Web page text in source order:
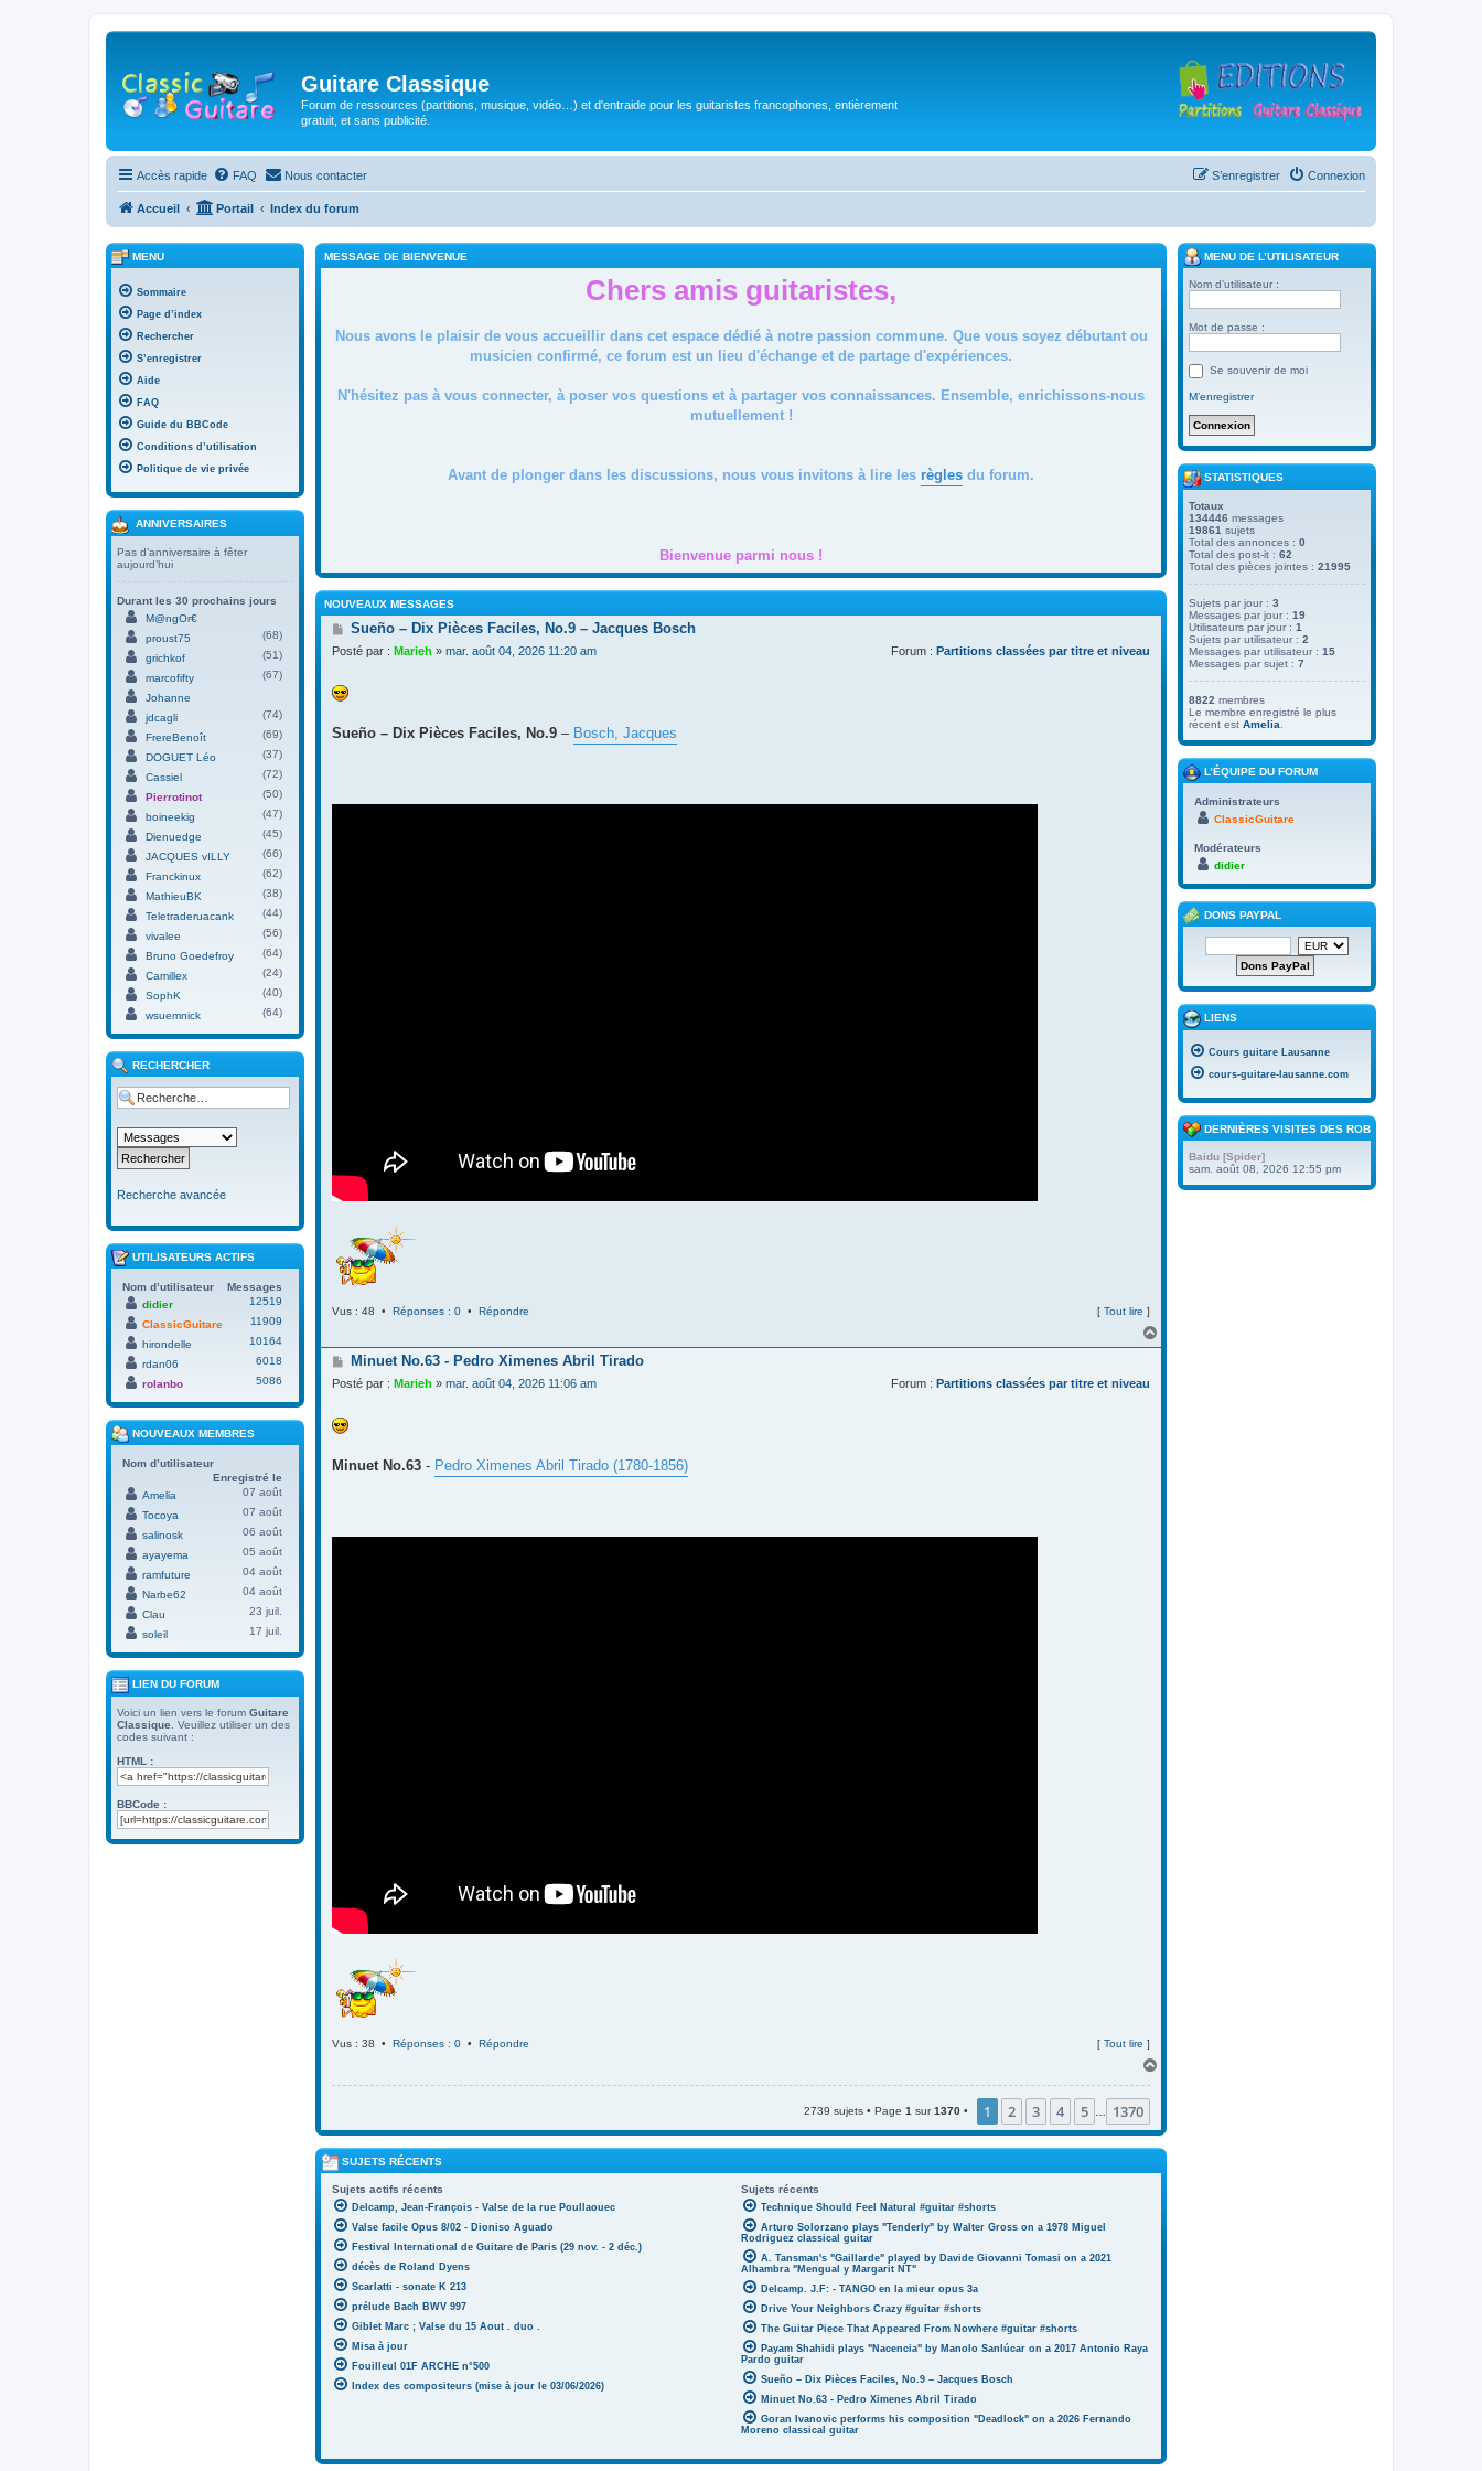
Guitare Classique
Forum de ressources (partitions, musique, vidéo…) et d'entraide pour les guitaristes francophones, entièrement
gratuit, et sans publicité.
Accès rapide FAQ Nous contacter Connexion
S’enregistrer
Accueil Portail Index du forum
MESSAGE DE BIENVENUE
Chers amis guitaristes,
Nous avons le plaisir de vous accueillir dans cet espace dédié à notre passion commune. Que vous soyez débutant ou
musicien confirmé, ce forum est un lieu d'échange et de partage d'expériences.
N'hésitez pas à vous connecter, à poser vos questions et à partager vos connaissances. Ensemble, enrichissons-nous
mutuellement !
Avant de plonger dans les discussions, nous vous invitons à lire les règles du forum.
Bienvenue parmi nous !
NOUVEAUX MESSAGES
M
s
a
g
Sueño – Dix Pièces Faciles, No.9 – Jacques Bosch
Posté par : Marieh » mar. août 04, 2026 11:20 am Forum : Partitions classées par titre et niveau
Sueño – Dix Pièces Faciles, No.9 – Bosch, Jacques
Vus : 48 • Réponses : 0 • Répondre [ Tout lire ]
a
M
s
a
g
Minuet No.63 - Pedro Ximenes Abril Tirado
Posté par : Marieh » mar. août 04, 2026 11:06 am Forum : Partitions classées par titre et niveau
Minuet No.63 - Pedro Ximenes Abril Tirado (1780-1856)
Vus : 38 • Réponses : 0 • Répondre [ Tout lire ]
2739 sujets • Page 1 sur1370 • 1 2 3 4 5 1370
SUJETS RÉCENTS
Sujets actifs récents Sujets récents
Delcamp, Jean-François - Valse de la rue Poullaouec
Valse facile Opus 8/02 - Dioniso Aguado
Festival International de Guitare de Paris (29 nov. - 2 déc.)
décès de Roland Dyens
Scarlatti - sonate K 213
prélude Bach BWV 997
Giblet Marc ; Valse du 15 Aout . duo .
Misa à jour
Fouilleul 01F ARCHE n°500
Index des compositeurs (mise à jour le 03/06/2026)
Technique Should Feel Natural #guitar #shorts
Arturo Solorzano plays "Tenderly" by Walter Gross on a 1978 Miguel
Rodriguez classical guitar
A. Tansman's "Gaillarde" played by Davide Giovanni Tomasi on a 2021
Alhambra "Mengual y Margarit NT"
Delcamp. J.F: - TANGO en la mieur opus 3a
Drive Your Neighbors Crazy #guitar #shorts
The Guitar Piece That Appeared From Nowhere #guitar #shorts
Payam Shahidi plays "Nacencia" by Manolo Sanlúcar on a 2017 Antonio Raya
Pardo guitar
Sueño – Dix Pièces Faciles, No.9 – Jacques Bosch
Minuet No.63 - Pedro Ximenes Abril Tirado
Goran Ivanovic performs his composition "Deadlock" on a 2026 Fernando
Moreno classical guitar
MENU
Sommaire
Page d’index
Rechercher
S’enregistrer
Aide
FAQ
Guide du BBCode
Conditions d’utilisation
Politique de vie privée
ANNIVERSAIRES
Pas d’anniversaire à fêter
aujourd’hui
Durant les 30 prochains jours
M@ngOr€
proust75
(68)
grichkof
(51)
marcofifty
(67)
Johanne
jdcagli
(74)
FrereBenoît
(69)
DOGUET Léo
(37)
Cassiel
(72)
Pierrotinot
(50)
boineekig
(47)
Dienuedge
(45)
JACQUES vILLY
(66)
Franckinux
(62)
MathieuBK
(38)
Teletraderuacank
(44)
vivalee
(56)
Bruno Goedefroy
(64)
Camillex
(24)
SophK
(40)
wsuemnick
(64)
RECHERCHER
Recherche avancée
UTILISATEURS ACTIFS
Nom d’utilisateur
Messages
didier
12519
ClassicGuitare
11909
hirondelle
10164
rdan06
6018
rolanbo
5086
NOUVEAUX MEMBRES
Nom d’utilisateur
Enregistré le
Amelia
07 août
Tocoya
07 août
salinosk
06 août
ayayema
05 août
ramfuture
04 août
Narbe62
04 août
Clau
23 juil.
soleil
17 juil.
LIEN DU FORUM
Voici un lien vers le forum Guitare
Classique . Veuillez utiliser un des
codes suivant :
HTML :
BBCode :
MENU DE L’UTILISATEUR
Nom d’utilisateur :
Mot de passe :
Se souvenir de moi
M’enregistrer
STATISTIQUES
Totaux
134446 messages
19861 sujets
Total des annonces : 0
Total des post-it : 62
Total des pièces jointes : 21995
Sujets par jour : 3
Messages par jour : 19
Utilisateurs par jour : 1
Sujets par utilisateur : 2
Messages par utilisateur : 15
Messages par sujet : 7
8822 membres
Le membre enregistré le plus
récent est Amelia
L’ÉQUIPE DU FORUM
Administrateurs
ClassicGuitare
Modérateurs
didier
DONS PAYPAL
LIENS
Cours guitare Lausanne
cours-guitare-lausanne.com
DERNIÈRES VISITES DES ROBOTS
Baidu [Spider]
sam. août 08, 2026 12:55 pm